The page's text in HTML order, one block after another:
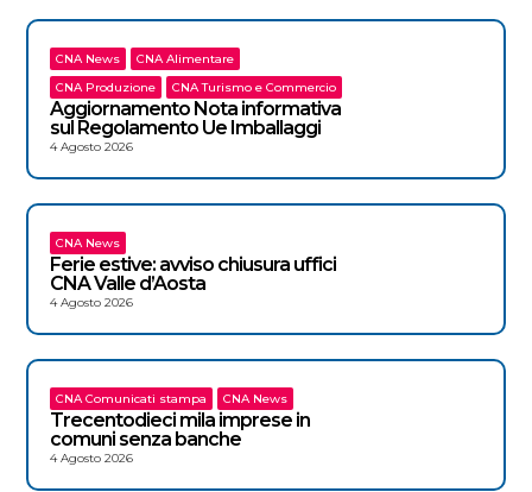
CNA News
CNA Alimentare
CNA Produzione
CNA Turismo e Commercio
Aggiornamento Nota informativa
sul Regolamento Ue Imballaggi
4 Agosto 2026
CNA News
Ferie estive: avviso chiusura uffici
CNA Valle d’Aosta
4 Agosto 2026
CNA Comunicati stampa CNA News
Trecentodieci mila imprese in
comuni senza banche
4 Agosto 2026